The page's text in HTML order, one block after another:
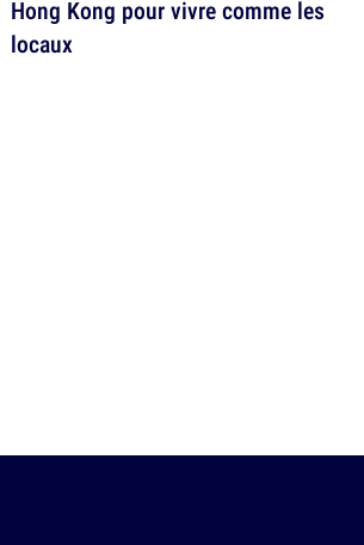
Hong Kong pour vivre comme les
locaux